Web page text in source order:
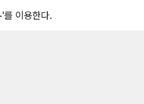
를 이용한다.